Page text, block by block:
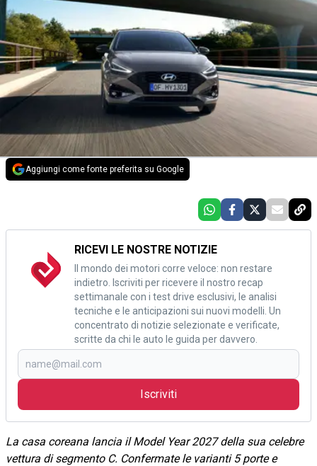
Aggiungi come fonte preferita su Google
RICEVI LE NOSTRE NOTIZIE
Il mondo dei motori corre veloce: non restare
indietro. Iscriviti per ricevere il nostro recap
settimanale con i test drive esclusivi, le analisi
tecniche e le anticipazioni sui nuovi modelli. Un
concentrato di notizie selezionate e verificate,
scritte da chi le auto le guida per davvero.
Iscriviti
La casa coreana lancia il Model Year 2027 della sua celebre
vettura di segmento C. Confermate le varianti 5 porte e